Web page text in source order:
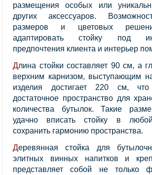
размещения особых или
других аксессуаров.
размеров и цветовых
адаптировать стойку под
предпочтения клиента и интерьер
Длина стойки составляет 90 см, а глубина 45 см, с
верхним карнизом, выступающим
изделия достигает 220 см, что
достаточное пространство для
количества бутылок. Такие
удачно вписать стойку в
сохранить гармонию пространства.
Деревянная стойка для бутылочной продукции,
элитных винных напитков и
представляет собой не только